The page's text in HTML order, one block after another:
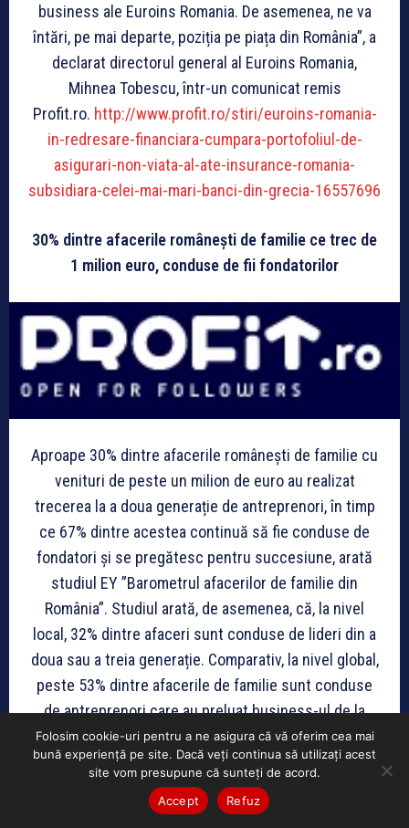
business ale Euroins Romania. De asemenea, ne va
întări, pe mai departe, poziția pe piața din România”, a
declarat directorul general al Euroins Romania,
Mihnea Tobescu, într-un comunicat remis
Profit.ro. http://www.profit.ro/stiri/euroins-romania-
in-redresare-financiara-cumpara-portofoliul-de-
asigurari-non-viata-al-ate-insurance-romania-
subsidiara-celei-mai-mari-banci-din-grecia-16557696
30% dintre afacerile românești de familie ce trec de
1 milion euro, conduse de fii fondatorilor
Aproape 30% dintre afacerile românești de familie cu
venituri de peste un milion de euro au realizat
trecerea la a doua generație de antreprenori, în timp
ce 67% dintre acestea continuă să fie conduse de
fondatori și se pregătesc pentru succesiune, arată
studiul EY ”Barometrul afacerilor de familie din
România”. Studiul arată, de asemenea, că, la nivel
local, 32% dintre afaceri sunt conduse de lideri din a
doua sau a treia generație. Comparativ, la nivel global,
peste 53% dintre afacerile de familie sunt conduse
de antreprenori care au preluat business-ul de la
generațiile anterioare. Statisticile arată că doar 30%
dintre afacerile de familie supraviețuiesc după prima
generație, 13% după a doua și numai 3% după a treia
generație a familliei.http://www.profit.ro/stiri/circa-
Folosim cookie-uri pentru a ne asigura că vă oferim cea mai
bună experiență pe site. Dacă veți continua să utilizați acest
site vom presupune că sunteți de acord.
Accept
Refuz